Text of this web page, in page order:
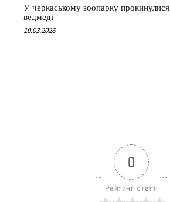
У черкаському зоопарку прокинулися
ведмеді
10.03.2026
0
Рейтинг статті